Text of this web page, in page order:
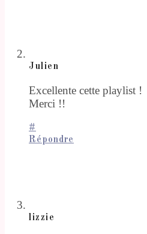
Julien
Excellente cette playlist !
Merci !!
#
Répondre
lizzie